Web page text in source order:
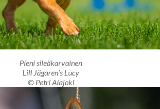
Pieni sileäkarvainen
Lill Jägaren’s Lucy
© Petri Alajoki